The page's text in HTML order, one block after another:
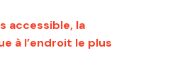
accessible, la
à l’endroit le plus